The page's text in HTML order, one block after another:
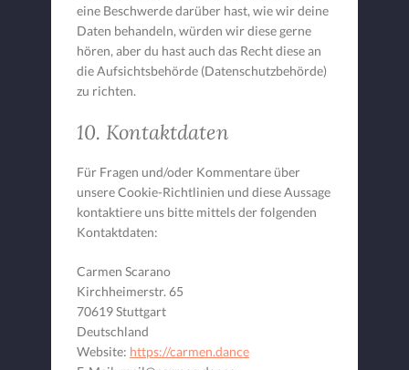
eine Beschwerde darüber hast, wie wir deine
Daten behandeln, würden wir diese gerne
hören, aber du hast auch das Recht diese an
die Aufsichtsbehörde (Datenschutzbehörde)
zu richten.
10. Kontaktdaten
Für Fragen und/oder Kommentare über
unsere Cookie-Richtlinien und diese Aussage
kontaktiere uns bitte mittels der folgenden
Kontaktdaten:
Carmen Scarano
Kirchheimerstr. 65
70619 Stuttgart
Deutschland
Website: https://carmen.dance